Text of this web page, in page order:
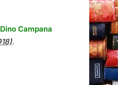
Dino Campana
.